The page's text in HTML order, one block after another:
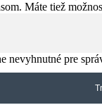
Máte tiež
nevyhnutné pre